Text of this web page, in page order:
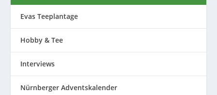
Evas Teeplantage
Hobby & Tee
Interviews
Nürnberger Adventskalender